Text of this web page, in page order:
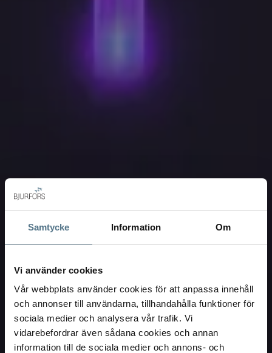
Samtycke Information Om
Vi använder cookies
Vår webbplats använder cookies för att anpassa innehåll
och annonser till användarna, tillhandahålla funktioner för
sociala medier och analysera vår trafik. Vi
vidarebefordrar även sådana cookies och annan
information till de sociala medier och annons- och